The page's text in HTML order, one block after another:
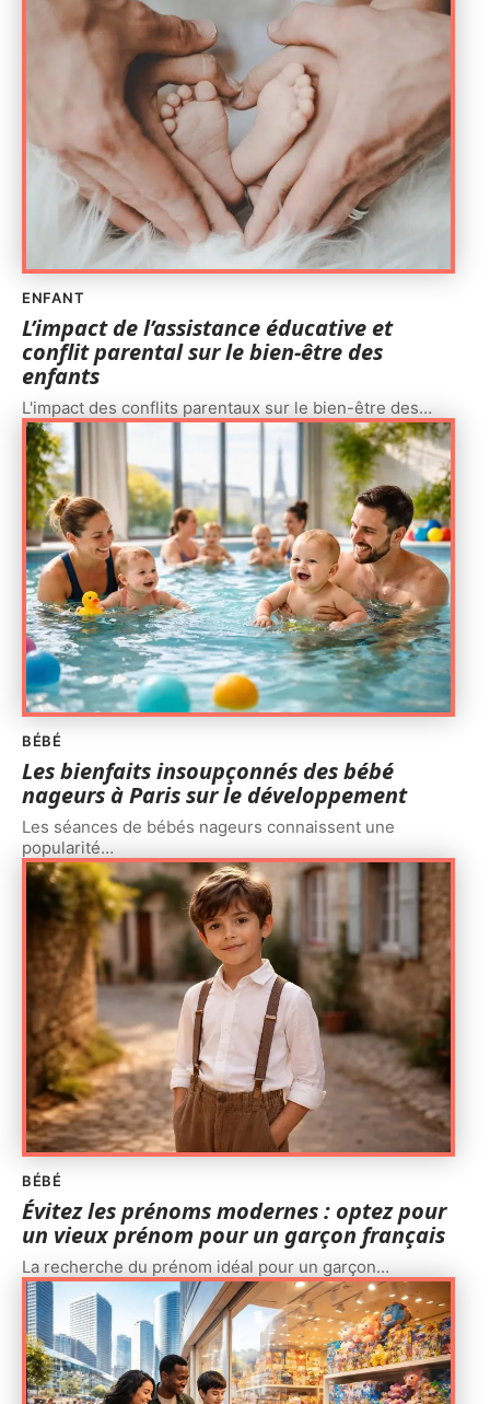
ENFANT
L’impact de l’assistance éducative et
conflit parental sur le bien-être des
enfants
L'impact des conflits parentaux sur le bien-être des…
BÉBÉ
Les bienfaits insoupçonnés des bébé
nageurs à Paris sur le développement
Les séances de bébés nageurs connaissent une
popularité…
BÉBÉ
Évitez les prénoms modernes : optez pour
un vieux prénom pour un garçon français
La recherche du prénom idéal pour un garçon…